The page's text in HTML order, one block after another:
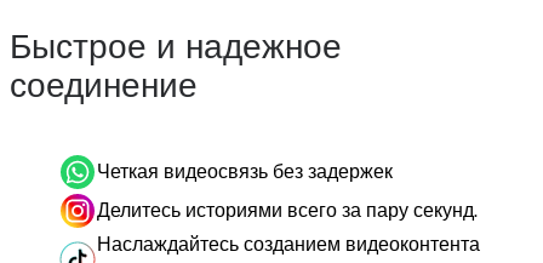
Быстрое и надежное
соединение
Четкая видеосвязь без задержек
Делитесь историями всего за пару секунд.
Наслаждайтесь созданием видеоконтента